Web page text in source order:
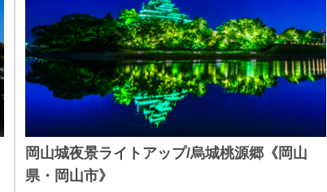
岡山城夜景ライトアップ/烏城桃源郷《岡山
県・岡山市》